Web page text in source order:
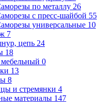
по металлу 26
с пресс-шайбой 55
универсальные 10
7
цепь 24
18
0
13
8
и стремянки 4
материалы 147